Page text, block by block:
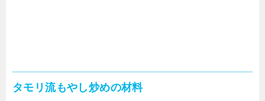
タモリ流もやし炒めの材料